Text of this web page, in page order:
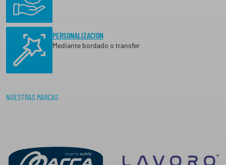
PERSONALIZACIÓN
Mediante bordado o transfer
NUESTRAS MARCAS